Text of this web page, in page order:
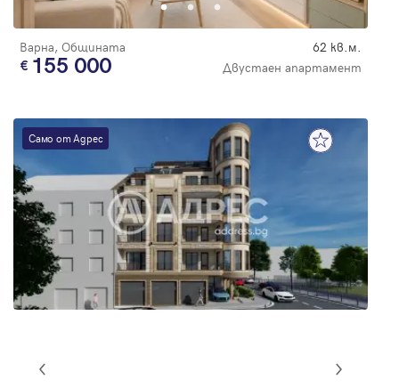
Варна, Общината 62 кв.м.
155 000 Двустаен апартамент
Само от Адрес